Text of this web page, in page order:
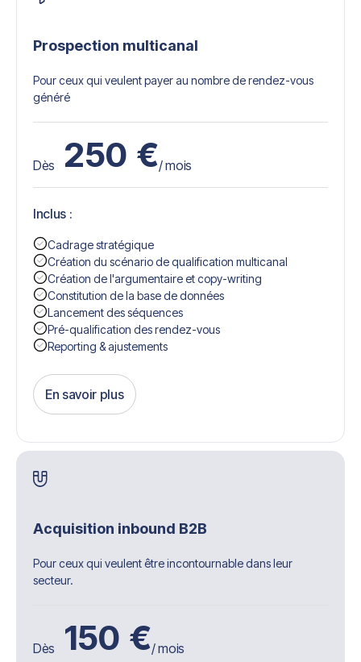
Prospection multicanal
Pour ceux qui veulent payer au nombre de rendez-vous
généré
Dès 250 €/ mois
Inclus :
Cadrage stratégique
Création du scénario de qualification multicanal
Création de l'argumentaire et copy-writing
Constitution de la base de données
Lancement des séquences
Pré-qualification des rendez-vous
Reporting & ajustements
En savoir plus
Get Started
Acquisition inbound B2B
Pour ceux qui veulent être incontournable dans leur
secteur.
Dès 150 €/ mois